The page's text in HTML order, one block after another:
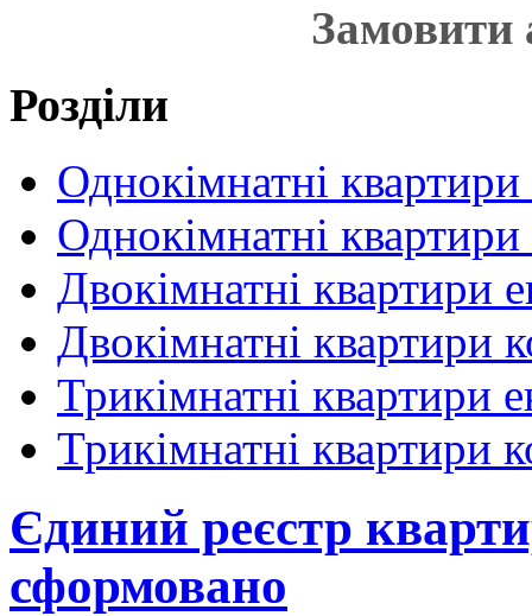
Замовити
Розділи
Однокімнатні
Однокімнатні
Двокімнатні квартири
Двокімнатні квартири
Трикімнатні квартири
Трикімнатні квартири
Єдиний реєстр
сформовано